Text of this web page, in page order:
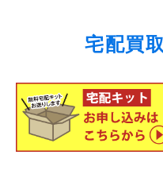
宅配買